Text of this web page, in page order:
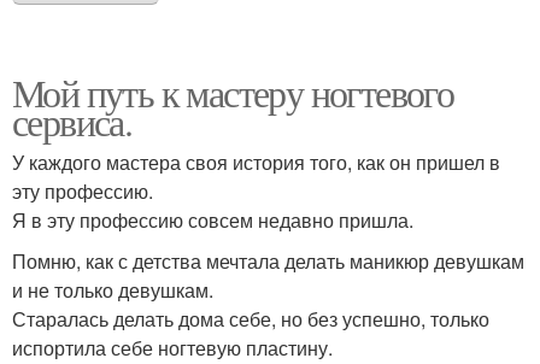
Мой путь к мастеру ногтевого
сервиса.
У каждого мастера своя история того, как он пришел в
эту профессию.
Я в эту профессию совсем недавно пришла.
Помню, как с детства мечтала делать маникюр девушкам
и не только девушкам.
Старалась делать дома себе, но без успешно, только
испортила себе ногтевую пластину.